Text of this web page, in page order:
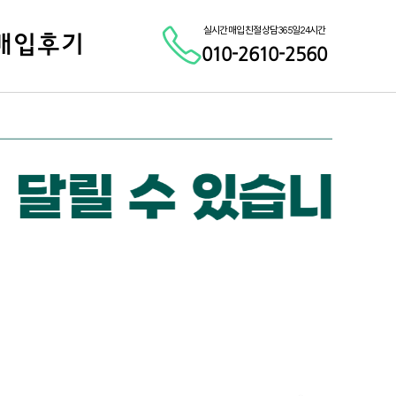
입후기
실시간 매입 친절 상담 365일 24시간
010-2610-2560